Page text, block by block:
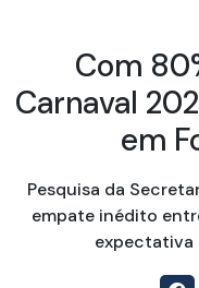
Com
Carnaval
em
Pesquisa da
empate inédito
expectativa